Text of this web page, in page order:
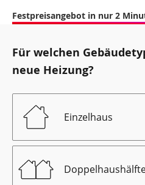
Festpreisangebot in nur 2
Für welchen
neue Heizung?
Einzelhaus